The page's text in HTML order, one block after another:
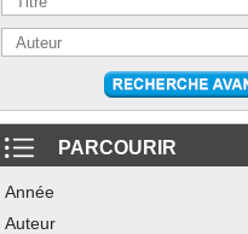
PARCOURIR
Année
Auteur